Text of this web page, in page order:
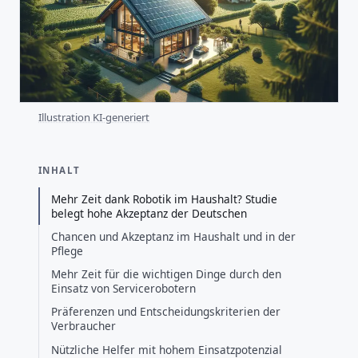
Illustration KI-generiert
INHALT
Mehr Zeit dank Robotik im Haushalt? Studie
belegt hohe Akzeptanz der Deutschen
Chancen und Akzeptanz im Haushalt und in der
Pflege
Mehr Zeit für die wichtigen Dinge durch den
Einsatz von Servicerobotern
Präferenzen und Entscheidungskriterien der
Verbraucher
Nützliche Helfer mit hohem Einsatzpotenzial